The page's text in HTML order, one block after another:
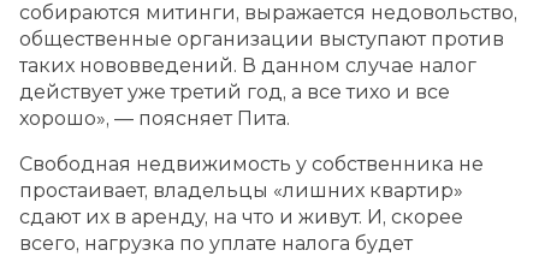
собираются митинги, выражается недовольство,
общественные организации выступают против
таких нововведений. В данном случае налог
действует уже третий год, а все тихо и все
хорошо», — поясняет Пита.
Свободная недвижимость у собственника не
простаивает, владельцы «лишних квартир»
сдают их в аренду, на что и живут. И, скорее
всего, нагрузка по уплате налога будет